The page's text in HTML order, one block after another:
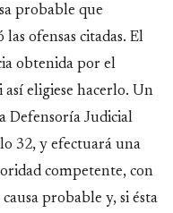
probable que
ofensas citadas. El
obtenida por el
eligiese hacerlo. Un
Defensoría Judicial
32, y efectuará una
competente, con
probable y, si ésta